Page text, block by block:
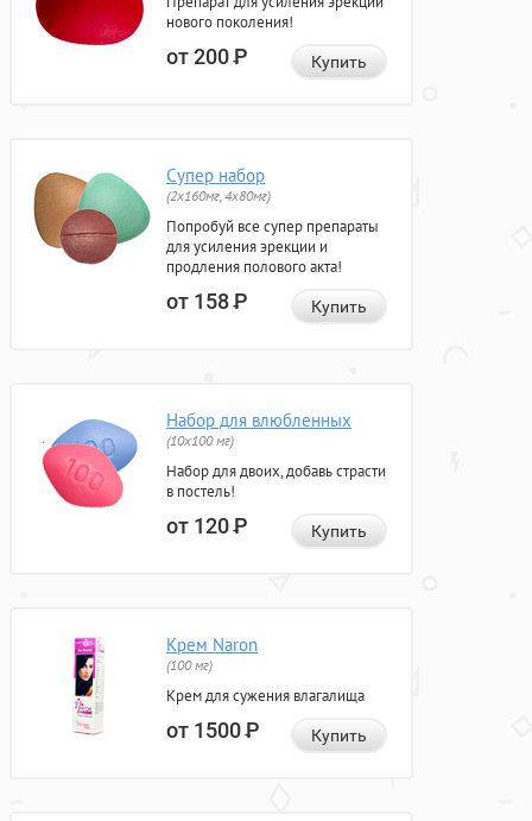
нового поколения!
от 200Р Купить
Супер набор
(2х160мг, 4х80мг)
Попробуй все супер препараты
для усиления эрекции и
продления полового акта!
от 158Р Купить
Набор для влюбленных
(10х100 мг)
Набор для двоих, добавь страсти
в постель!
от 120Р Купить
Крем Naron
(100 мг)
Крем для сужения влагалища
от 1500Р Купить